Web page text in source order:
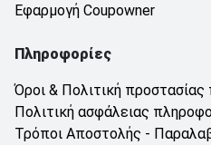
Εφαρμογή Coupowner
Πληροφορίες
Όροι & Πολιτική
Πολιτική ασφάλειας
Τρόποι Αποστολής -